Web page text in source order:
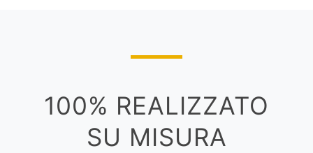
100% REALIZZATO
SU MISURA